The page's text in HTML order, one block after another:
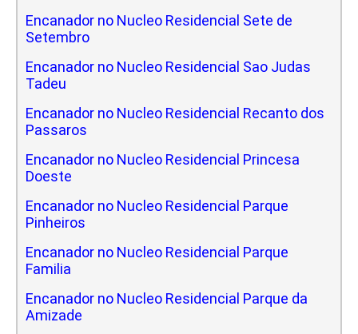
Encanador no Nucleo Residencial Sete de
Setembro
Encanador no Nucleo Residencial Sao Judas
Tadeu
Encanador no Nucleo Residencial Recanto dos
Passaros
Encanador no Nucleo Residencial Princesa
Doeste
Encanador no Nucleo Residencial Parque
Pinheiros
Encanador no Nucleo Residencial Parque
Familia
Encanador no Nucleo Residencial Parque da
Amizade